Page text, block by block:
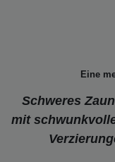
Eine
Schweres
mit